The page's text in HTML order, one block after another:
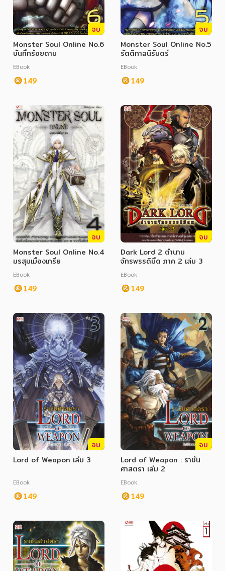
นิตยสาร หนังสือพิมพ์
ครอบครัว
วรรณกรรม
การเกษตร ชีววิทยา
เทคโนโลยี การสื่อสาร วิทยาศาสตร์
ภาษาศาสตร์
หนังสือเด็ก
การพัฒนาตนเอง
ความรู้ทั่วไป
การ์ตูนความรู้ การ์ตูน
การ์ตูนมังงะ (Manga)
จบ
Monster Soul Online No.6
บันทึกร้อยดาบ
EBook
149
จบ
Monster Soul Online No.5
รัตติกาลนิรันดร์
EBook
149
จบ
Monster Soul Online No.4
มรสุมเมืองเกรีย
EBook
149
จบ
Dark Lord 2 ตำนาน
จักรพรรดิมืด ภาค 2 เล่ม 3
EBook
149
จบ
Lord of Weapon เล่ม 3
EBook
149
จบ
Lord of Weapon : ราชัน
ศาสตรา เล่ม 2
EBook
149